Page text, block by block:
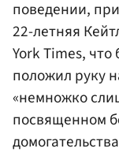
поведении,
22-летняя
York Times,
положил руку
«немножко
посвященном